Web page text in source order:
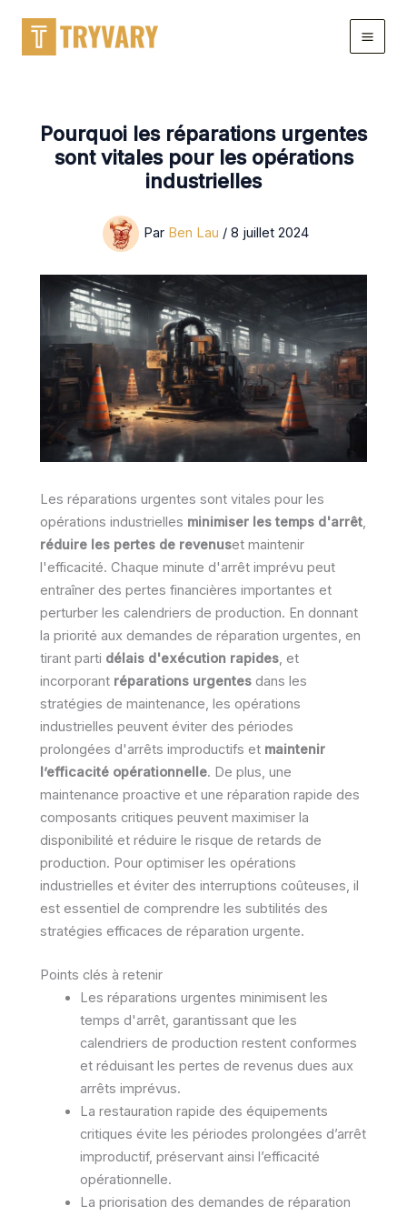
contenu
Pourquoi les réparations urgentes
sont vitales pour les opérations
industrielles
Par Ben Lau / 8 juillet 2024
Les réparations urgentes sont vitales pour les
opérations industrielles minimiser les temps d'arrêt,
réduire les pertes de revenuset maintenir
l'efficacité. Chaque minute d'arrêt imprévu peut
entraîner des pertes financières importantes et
perturber les calendriers de production. En donnant
la priorité aux demandes de réparation urgentes, en
tirant parti délais d'exécution rapides, et
incorporant réparations urgentes dans les
stratégies de maintenance, les opérations
industrielles peuvent éviter des périodes
prolongées d'arrêts improductifs et maintenir
l’efficacité opérationnelle. De plus, une
maintenance proactive et une réparation rapide des
composants critiques peuvent maximiser la
disponibilité et réduire le risque de retards de
production. Pour optimiser les opérations
industrielles et éviter des interruptions coûteuses, il
est essentiel de comprendre les subtilités des
stratégies efficaces de réparation urgente.
Points clés à retenir
Les réparations urgentes minimisent les
temps d'arrêt, garantissant que les
calendriers de production restent conformes
et réduisant les pertes de revenus dues aux
arrêts imprévus.
La restauration rapide des équipements
critiques évite les périodes prolongées d’arrêt
improductif, préservant ainsi l’efficacité
opérationnelle.
La priorisation des demandes de réparation